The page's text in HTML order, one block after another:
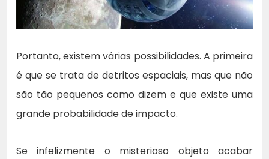
Portanto, existem várias possibilidades. A primeira
é que se trata de detritos espaciais, mas que não
são tão pequenos como dizem e que existe uma
grande probabilidade de impacto.
Se infelizmente o misterioso objeto acabar